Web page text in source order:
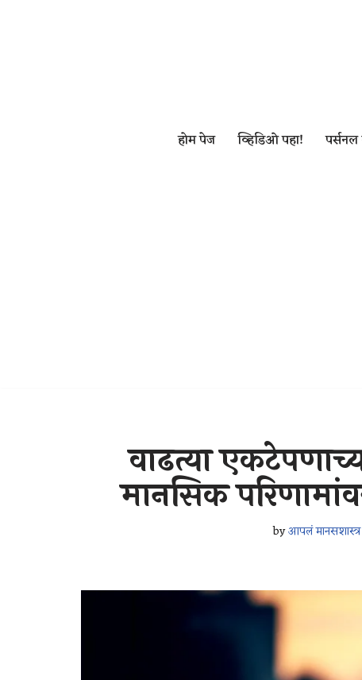
होम पेज व्हिडिओ पहा! पर्सनल
वाढत्या
मानसिक
byआपलं मानसशास्त्र